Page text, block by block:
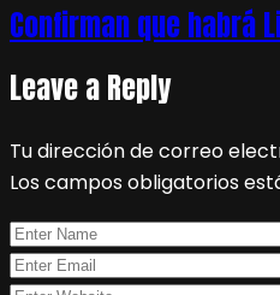
Confirman que habrá
Leave a Reply
Tu dirección de correo
Los campos obligatorios